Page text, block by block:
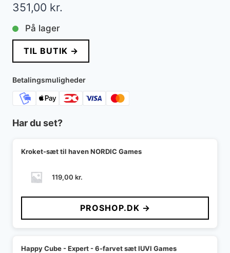
351,00 kr.
På lager
TIL BUTIK →
Betalingsmuligheder
Har du set?
Kroket-sæt til haven NORDIC Games
119,00 kr.
PROSHOP.DK →
Happy Cube - Expert - 6-farvet sæt IUVI Games